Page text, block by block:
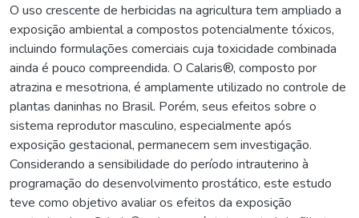
O uso crescente de herbicidas na agricultura tem ampliado a
exposição ambiental a compostos potencialmente tóxicos,
incluindo formulações comerciais cuja toxicidade combinada
ainda é pouco compreendida. O Calaris®, composto por
atrazina e mesotriona, é amplamente utilizado no controle de
plantas daninhas no Brasil. Porém, seus efeitos sobre o
sistema reprodutor masculino, especialmente após
exposição gestacional, permanecem sem investigação.
Considerando a sensibilidade do período intrauterino à
programação do desenvolvimento prostático, este estudo
teve como objetivo avaliar os efeitos da exposição